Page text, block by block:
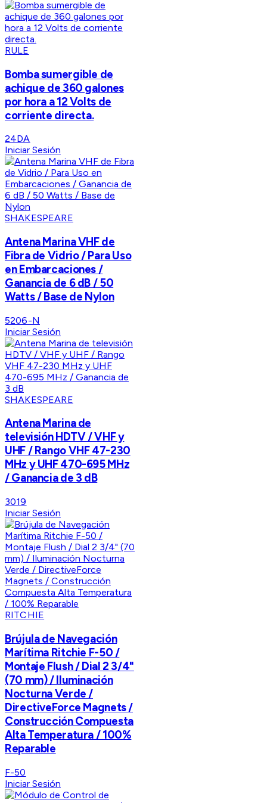
RULE
Bomba sumergible de
achique de 360 galones
por hora a 12 Volts de
corriente directa.
24DA
Iniciar Sesión
SHAKESPEARE
Antena Marina VHF de
Fibra de Vidrio / Para Uso
en Embarcaciones /
Ganancia de 6 dB / 50
Watts / Base de Nylon
5206-N
Iniciar Sesión
SHAKESPEARE
Antena Marina de
televisión HDTV / VHF y
UHF / Rango VHF 47-230
MHz y UHF 470-695 MHz
/ Ganancia de 3 dB
3019
Iniciar Sesión
RITCHIE
Brújula de Navegación
Marítima Ritchie F-50 /
Montaje Flush / Dial 2 3/4"
(70 mm) / Iluminación
Nocturna Verde /
DirectiveForce Magnets /
Construcción Compuesta
Alta Temperatura / 100%
Reparable
F-50
Iniciar Sesión